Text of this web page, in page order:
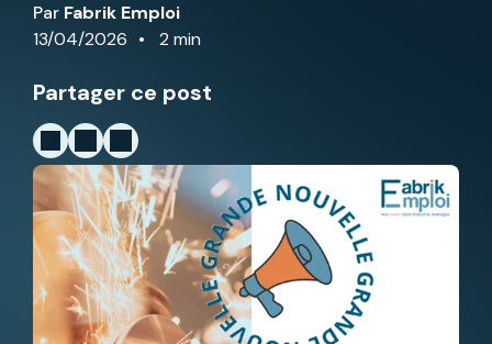
Par Fabrik Emploi
13/04/2026
2 min
Partager ce post